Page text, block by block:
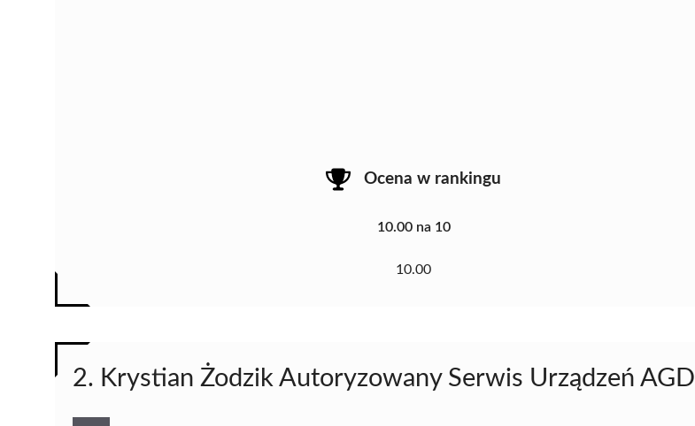
Ocena w rankingu
10.00 na 10
10.00
2. Krystian Żodzik Autoryzowany Serwis Urządzeń AGD